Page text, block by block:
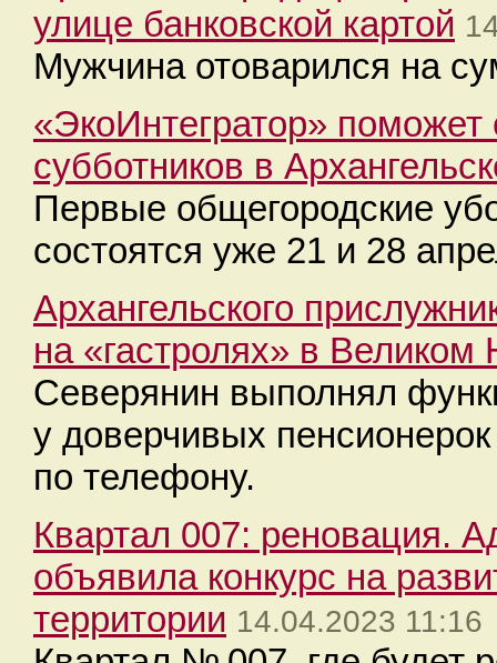
улице банковской картой
Мужчина отоварился на
«ЭкоИнтегратор»
субботников в
Первые общегородские
состоятся уже 21 и 28
Архангельского
на «гастролях» в Великом
Северянин выполнял
у доверчивых
по телефону.
Квартал 007: реновация.
объявила конкурс на
территории 14.04.2023 11:16